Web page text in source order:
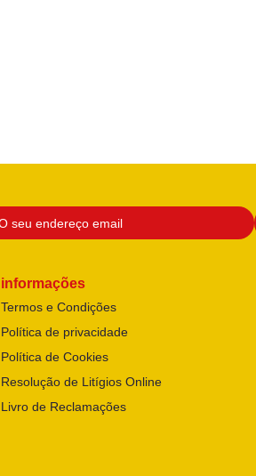
informações
Termos e Condições
Política de privacidade
Política de Cookies
Resolução de Litígios Online
Livro de Reclamações